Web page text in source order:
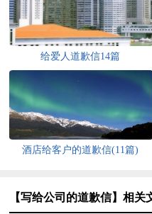
给爱人道歉信14篇
酒店给客户的道歉信(11篇)
【写给公司的道歉信】相关